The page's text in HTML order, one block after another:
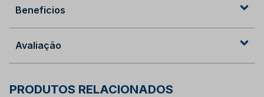
Beneficios
Avaliação
PRODUTOS RELACIONADOS